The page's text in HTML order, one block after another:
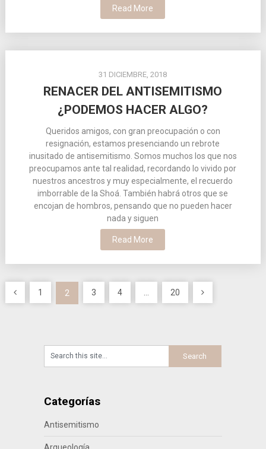
Read More
31 DICIEMBRE, 2018
RENACER DEL ANTISEMITISMO
¿PODEMOS HACER ALGO?
Queridos amigos, con gran preocupación o con
resignación, estamos presenciando un rebrote
inusitado de antisemitismo. Somos muchos los que nos
preocupamos ante tal realidad, recordando lo vivido por
nuestros ancestros y muy especialmente, el recuerdo
imborrable de la Shoá. También habrá otros que se
encojan de hombros, pensando que no pueden hacer
nada y siguen
Read More
Paginación
1 2 3 4 20
Categorías
Antisemitismo
Arqueología